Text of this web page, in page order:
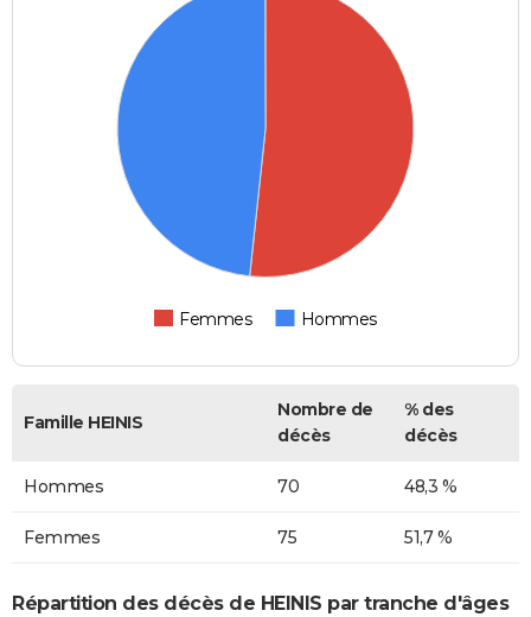
Femmes Hommes
Famille HEINIS
Nombre de
décès
% des
décès
Hommes 70 48,3 %
Femmes 75 51,7 %
Répartition des décès de HEINIS par tranche d'âges